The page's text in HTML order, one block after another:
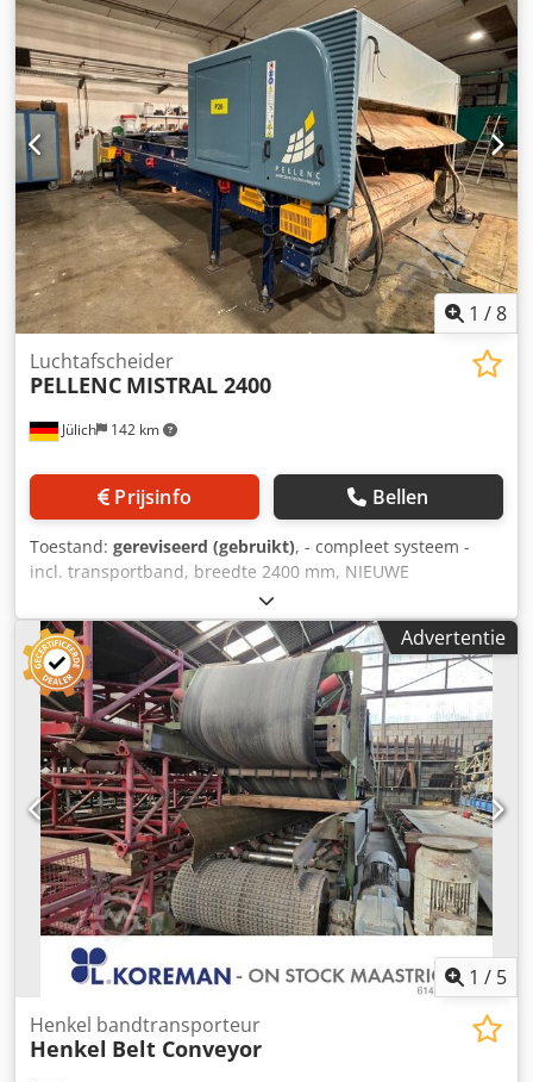
1 /8
Jülich 142 km
Luchtafscheider
PELLENC MISTRAL 2400
Prijsinfo Bellen
Toestand: gereviseerd (gebruikt), - compleet systeem -
incl. transportband, breedte 2400 mm, NIEUWE
TRANSPORTBAND Cjdpfsztcfyjx Akkerf - incl. afvoerkap met
scheidingsplaat - incl. AANVULLENDE METAALDETECTOR -
incl. REVISIE IN ONZE SPECIALISTISCHE WERKPLAATS IN D-
59329 WADERSLOH - incl. VOLLEDIGE DOCUMENTATIE
Bouwjaar 2015
Advertentie
1 / 5
Henkel bandtransporteur
Henkel Belt Conveyor